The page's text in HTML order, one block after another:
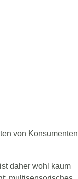
von Konsumenten
daher wohl kaum